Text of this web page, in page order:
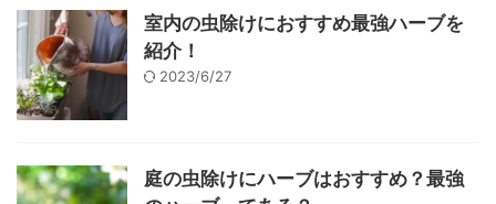
室内の虫除けにおすすめ最強ハーブを
紹介！
2023/6/27
庭の虫除けにハーブはおすすめ？最強